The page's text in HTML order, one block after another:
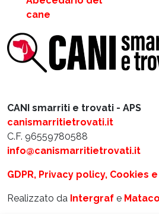
CANI smarriti e trovati - APS
canismarritietrovati.it
C.F. 96559780588
info@canismarritietrovati.it
GDPR, Privacy policy, Cookies
Realizzato da Intergraf e
cane